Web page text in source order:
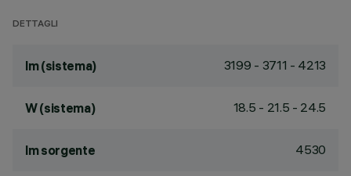
DETTAGLI
lm (sistema) 3199 - 3711 - 4213
W (sistema) 18.5 - 21.5 - 24.5
lm sorgente 4530